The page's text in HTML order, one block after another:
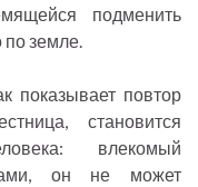
подменить
по земле.
показывает повтор
становится
влекомый
он не может